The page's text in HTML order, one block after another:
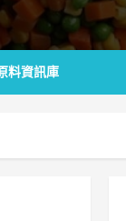
料資訊庫